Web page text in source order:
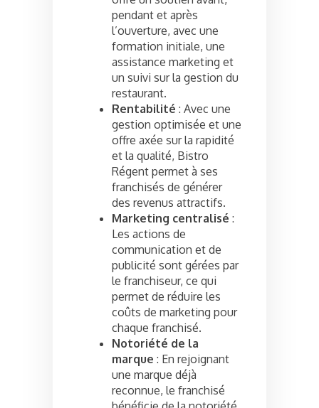
pendant et après
l’ouverture, avec une
formation initiale, une
assistance marketing et
un suivi sur la gestion du
restaurant.
Rentabilité : Avec une
gestion optimisée et une
offre axée sur la rapidité
et la qualité, Bistro
Régent permet à ses
franchisés de générer
des revenus attractifs.
Marketing centralisé :
Les actions de
communication et de
publicité sont gérées par
le franchiseur, ce qui
permet de réduire les
coûts de marketing pour
chaque franchisé.
Notoriété de la
marque : En rejoignant
une marque déjà
reconnue, le franchisé